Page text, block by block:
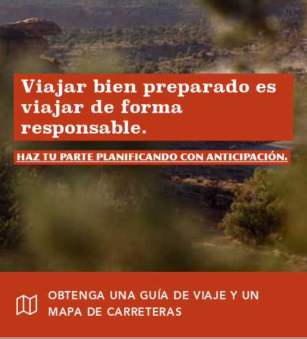
Viajar bien preparado es
viajar de forma
responsable.
Haz tu parte planificando con anticipación.
OBTENGA UNA GUÍA DE VIAJE Y UN
MAPA DE CARRETERAS